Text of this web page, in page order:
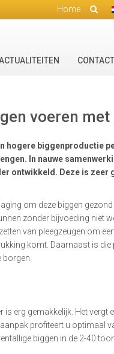
Home
voeren met
hogere biggenproductie
In nauwe
ontwikkeld. Deze is zeer
om deze biggen
zonder bijvoeding niet
van pleegzeugen om
komt. Daarnaast is
erg gemakkelijk. Het vergt
profiteert u optimaal
biggen in de 2-40